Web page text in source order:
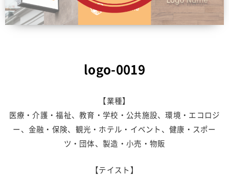
logo-0019
【業種】
医療・介護・福祉、教育・学校・公共施設、環境・エコロジ
ー、金融・保険、観光・ホテル・イベント、健康・スポー
ツ・団体、製造・小売・物販
【テイスト】